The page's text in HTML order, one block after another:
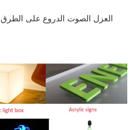
7) العزل الصوت الدروع على